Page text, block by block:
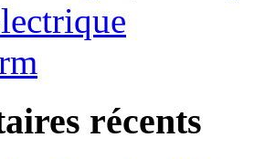
récents